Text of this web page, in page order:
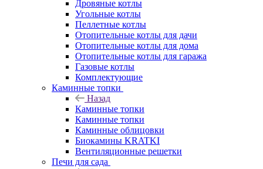
Дровяные котлы
Угольные котлы
Пеллетные котлы
Отопительные котлы для дачи
Отопительные котлы для дома
Отопительные котлы для гаража
Газовые котлы
Комплектующие
Каминные топки
Назад
Каминные топки
Каминные топки
Каминные облицовки
Биокамины KRATKI
Вентиляционные решетки
Печи для сада